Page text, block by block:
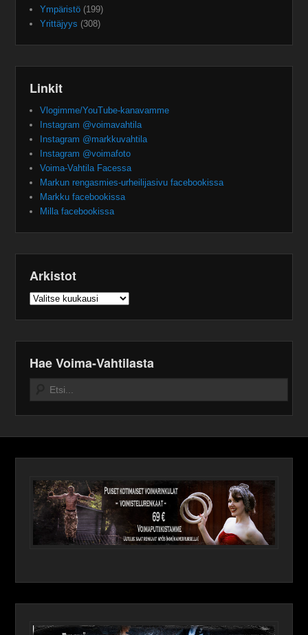
Ympäristö (199)
Yrittäjyys (308)
Linkit
Vlogimme/YouTube-kanavamme
Instagram @voimavahtila
Instagram @markkuvahtila
Instagram @voimafoto
Voima-Vahtila Facessa
Markun rengasmies-urheilijasivu facebookissa
Markku facebookissa
Milla facebookissa
Arkistot
Arkistot
Hae Voima-Vahtilasta
Search